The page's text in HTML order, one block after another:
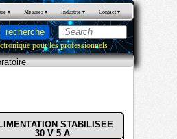
▾ Mesures ▾ Industrie ▾ Contact ▾
recherche
pour les professionnels
STABILISEE
30 V 5 A